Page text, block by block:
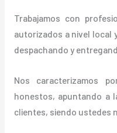
Trabajamos con
autorizados a nivel local
despachando y
Nos caracterizamos
honestos, apuntando a
clientes, siendo ustedes